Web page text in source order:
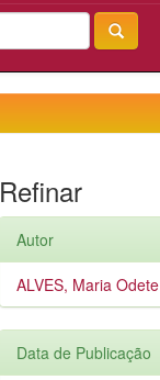
Refinar
Autor
ALVES, Maria Odete
Data de Publicação